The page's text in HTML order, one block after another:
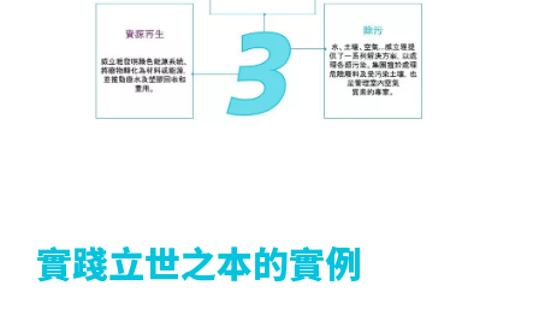
實踐立世之本的實例